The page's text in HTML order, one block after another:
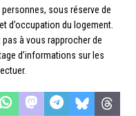
sous réserve de
d’occupation du logement.
à vous rapprocher de
d’informations sur les